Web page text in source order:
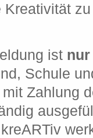
ist
Schule
Zahlung